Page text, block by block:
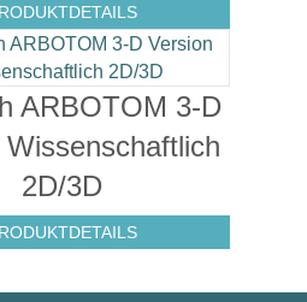
ARBOTOM 3-D
2D/3D